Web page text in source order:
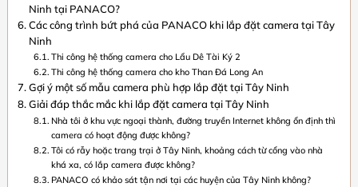
Ninh tại PANACO?
Các công trình bứt phá của PANACO khi lắp đặt camera tại Tây
Ninh
Thi công hệ thống camera cho Lẩu Dê Tài Ký 2
Thi công hệ thống camera cho kho Than Đá Long An
Gợi ý một số mẫu camera phù hợp lắp đặt tại Tây Ninh
Giải đáp thắc mắc khi lắp đặt camera tại Tây Ninh
Nhà tôi ở khu vực ngoại thành, đường truyền Internet không ổn định thì
camera có hoạt động được không?
Tôi có rẫy hoặc trang trại ở Tây Ninh, khoảng cách từ cổng vào nhà
khá xa, có lắp camera được không?
PANACO có khảo sát tận nơi tại các huyện của Tây Ninh không?